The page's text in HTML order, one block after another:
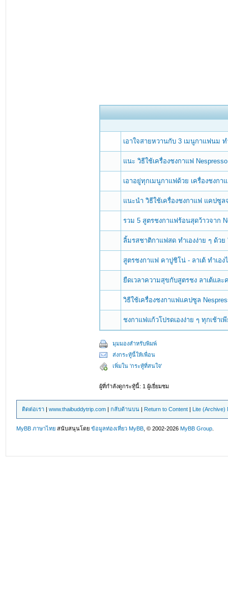
เอาใจสายหวานกับ 3 เมนูกาแฟนม
แนะ วิธีใช้เครื่องชงกาแฟ
เอาอยู่ทุกเมนูกาแฟด้วย เครื่องชงก
แนะนำ วิธีใช้เครื่องชงกาแฟ แคปซูล
รวม 5 สูตรชงกาแฟร้อนสุดว้าวจาก
ลิ้มรสชาติกาแฟสด ทำเองง่าย ๆ ด้ว
สูตรชงกาแฟ คาปูชิโน่ - ลาเต้ ทำเอ
ยืดเวลาความสุขกับสูตรชง ลาเต้แล
วิธีใช้เครื่องชงกาแฟแคปซูล
ชงกาแฟแก้วโปรดเองง่าย ๆ ทุกเช้าเ
มุมมองสำหรับพิมพ์
ส่งกระทู้นี้ให้เพื่อน
เพิ่มใน 'กระทู้ที่สนใจ'
ผู้ที่กำลังดูกระทู้นี้: 1 ผู้เยี่ยมชม
ติดต่อเรา |www.thaibuddytrip.com |กลับด้านบน | Return to Content | Lite (Archive)
MyBB ภาษาไทย สนับสนุนโดยข้อมูลท่องเที่ยว MyBB , © 2002-2026MyBB Group